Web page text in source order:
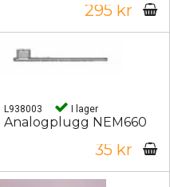
295 kr
L938003 I lager
Analogplugg NEM660
35 kr